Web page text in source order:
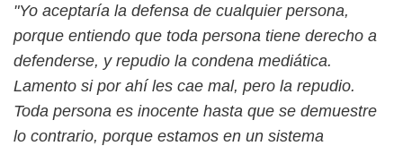
"Yo aceptaría la defensa de cualquier persona,
porque entiendo que toda persona tiene derecho a
defenderse, y repudio la condena mediática.
Lamento si por ahí les cae mal, pero la repudio.
Toda persona es inocente hasta que se demuestre
lo contrario, porque estamos en un sistema